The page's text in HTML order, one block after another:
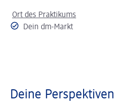
Ort des Praktikums
Dein dm-Markt
Deine Perspektiven